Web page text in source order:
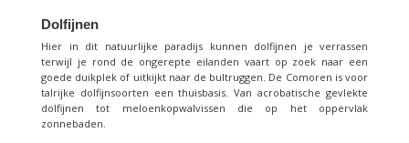
Dolfijnen
Hier in dit natuurlijke paradijs kunnen dolfijnen je verrassen
terwijl je rond de ongerepte eilanden vaart op zoek naar een
goede duikplek of uitkijkt naar de bultruggen. De Comoren is voor
talrijke dolfijnsoorten een thuisbasis. Van acrobatische gevlekte
dolfijnen tot meloenkopwalvissen die op het oppervlak
zonnebaden.